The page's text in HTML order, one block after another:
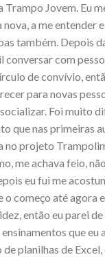
Trampo Jovem. Eu
nova, a me entender
também. Depois
com
de convívio,
para novas
Foi muito
que nas primeiras
no projeto
me achava feio,
eu fui me
o começo até agora
então eu parei
que eu
planilhas de